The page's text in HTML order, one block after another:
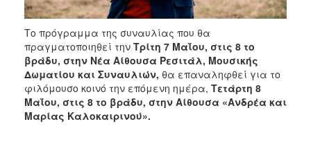
Το πρόγραμμα της συναυλίας που θα
πραγματοποιηθεί την Τρίτη 7 Μαΐου, στις 8 το
βράδυ, στην Νέα Αίθουσα Ρεσιτάλ, Μουσικής
Δωματίου και Συναυλιών, θα επαναληφθεί για το
φιλόμουσο κοινό την επόμενη ημέρα, Τετάρτη 8
Μαΐου, στις 8 το βράδυ, στην Αίθουσα «Ανδρέα και
Μαρίας Καλοκαιρινού».